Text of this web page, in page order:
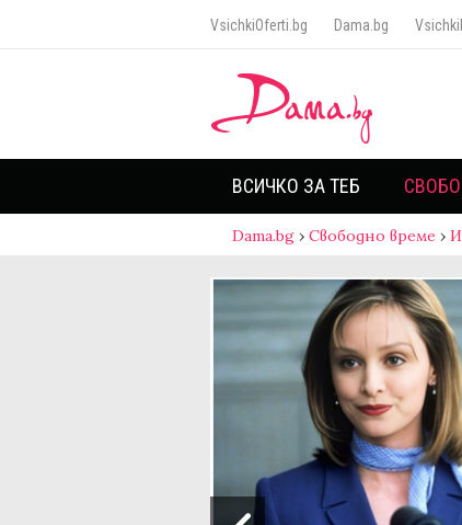
VsichkiOferti.bg Dama.bg
ВСИЧКО ЗА ТЕБ
Dama.bg › Свободно време ›